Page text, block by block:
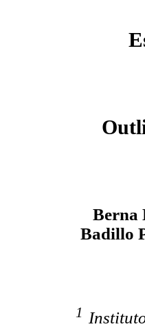
Berna
Badillo
1